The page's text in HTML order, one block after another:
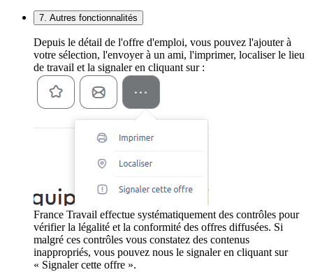
7. Autres fonctionnalités
Depuis le détail de l'offre d'emploi, vous pouvez l'ajouter à
votre sélection, l'envoyer à un ami, l'imprimer, localiser le lieu
de travail et la signaler en cliquant sur :
France Travail effectue systématiquement des contrôles pour
vérifier la légalité et la conformité des offres diffusées. Si
malgré ces contrôles vous constatez des contenus
inappropriés, vous pouvez nous le signaler en cliquant sur
« Signaler cette offre ».